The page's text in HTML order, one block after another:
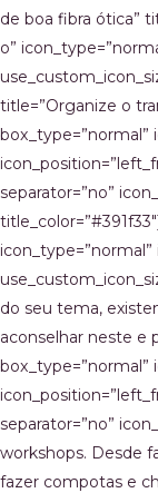
de boa fibra ótica”
o”
title=”Organize o
box_type=”normal”
separator=”no”
do seu tema,
aconselhar neste e
box_type=”normal”
separator=”no”
workshops. Desde
fazer compotas e